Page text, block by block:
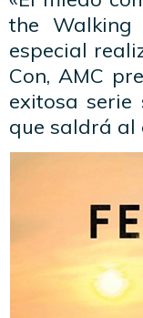
the Walking
especial
Con, AMC
exitosa
que saldrá al